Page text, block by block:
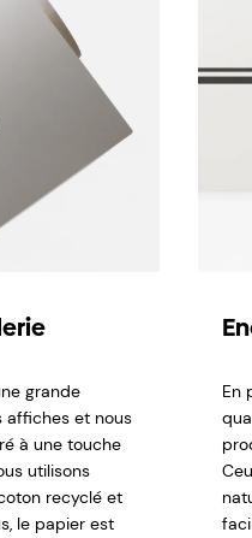
grande
affiches et nous
à une touche
utilisons
recyclé et
le papier est
En